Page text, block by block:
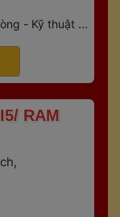
- Kỹ thuật -
RAM